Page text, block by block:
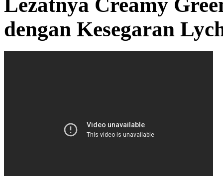
Lezatnya Creamy
dengan Kesegaran